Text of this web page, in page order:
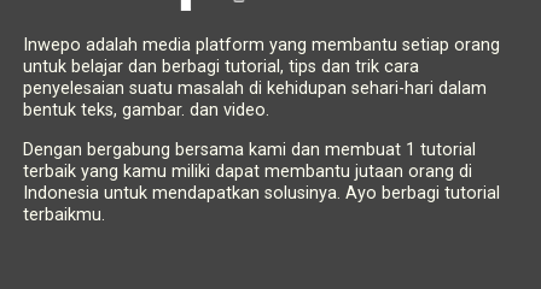
Inwepo adalah media platform yang membantu setiap orang
untuk belajar dan berbagi tutorial, tips dan trik cara
penyelesaian suatu masalah di kehidupan sehari-hari dalam
bentuk teks, gambar. dan video.
Dengan bergabung bersama kami dan membuat 1 tutorial
terbaik yang kamu miliki dapat membantu jutaan orang di
Indonesia untuk mendapatkan solusinya. Ayo berbagi tutorial
terbaikmu.